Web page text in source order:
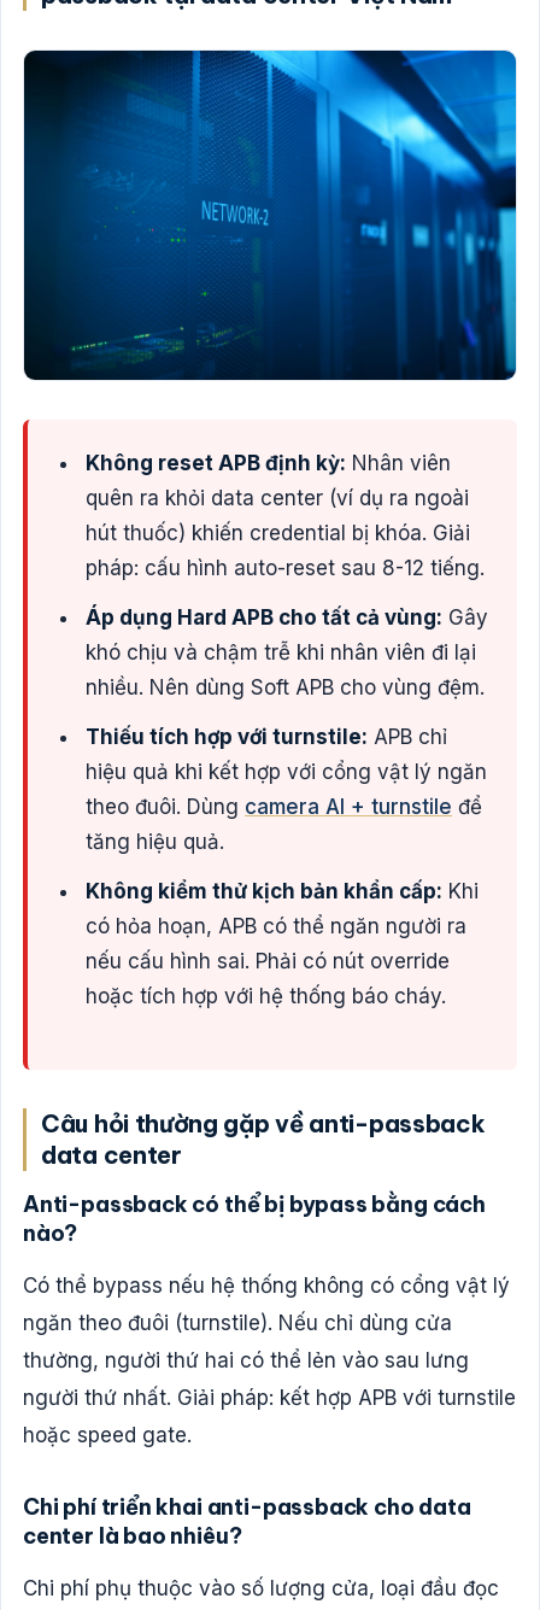
Không reset APB định kỳ: Nhân viên
quên ra khỏi data center (ví dụ ra ngoài
hút thuốc) khiến credential bị khóa. Giải
pháp: cấu hình auto-reset sau 8-12 tiếng.
Áp dụng Hard APB cho tất cả vùng: Gây
khó chịu và chậm trễ khi nhân viên đi lại
nhiều. Nên dùng Soft APB cho vùng đệm.
Thiếu tích hợp với turnstile: APB chỉ
hiệu quả khi kết hợp với cổng vật lý ngăn
theo đuôi. Dùng camera AI + turnstile để
tăng hiệu quả.
Không kiểm thử kịch bản khẩn cấp: Khi
có hỏa hoạn, APB có thể ngăn người ra
nếu cấu hình sai. Phải có nút override
hoặc tích hợp với hệ thống báo cháy.
Câu hỏi thường gặp về anti-passback
data center
Anti-passback có thể bị bypass bằng cách
nào?
Có thể bypass nếu hệ thống không có cổng vật lý
ngăn theo đuôi (turnstile). Nếu chỉ dùng cửa
thường, người thứ hai có thể lẻn vào sau lưng
người thứ nhất. Giải pháp: kết hợp APB với turnstile
hoặc speed gate.
Chi phí triển khai anti-passback cho data
center là bao nhiêu?
Chi phí phụ thuộc vào số lượng cửa, loại đầu đọc